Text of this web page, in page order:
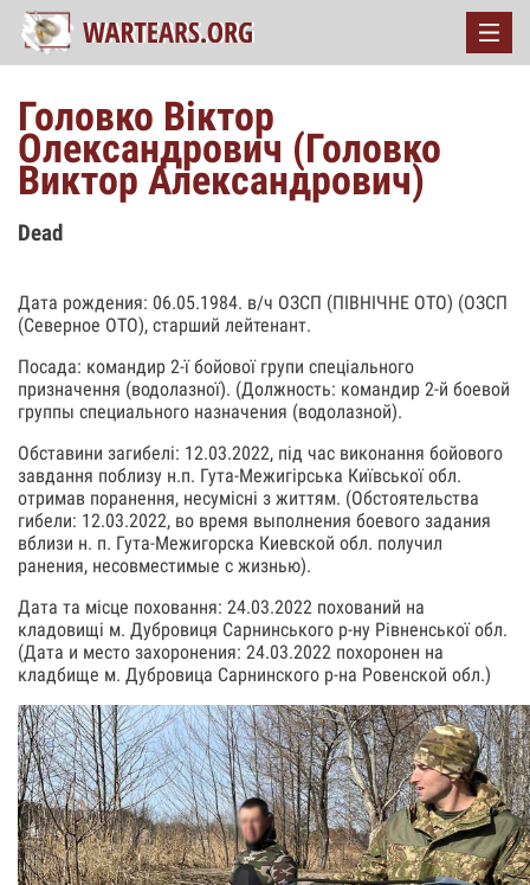
Головко Віктор
Олександрович (Головко
Виктор Александрович)
Dead
Дата рождения: 06.05.1984. в/ч ОЗСП (ПІВНІЧНЕ ОТО) (ОЗСП
(Северное ОТО), старший лейтенант.
Посада: командир 2-ї бойової групи спеціального
призначення (водолазної). (Должность: командир 2-й боевой
группы специального назначения (водолазной).
Обставини загибелі: 12.03.2022, під час виконання бойового
завдання поблизу н.п. Гута-Межигірська Київської обл.
отримав поранення, несумісні з життям. (Обстоятельства
гибели: 12.03.2022, во время выполнения боевого задания
вблизи н. п. Гута-Межигорска Киевской обл. получил
ранения, несовместимые с жизнью).
Дата та місце поховання: 24.03.2022 похований на
кладовищі м. Дубровиця Сарнинського р-ну Рівненської обл.
(Дата и место захоронения: 24.03.2022 похоронен на
кладбище м. Дубровица Сарнинского р-на Ровенской обл.)